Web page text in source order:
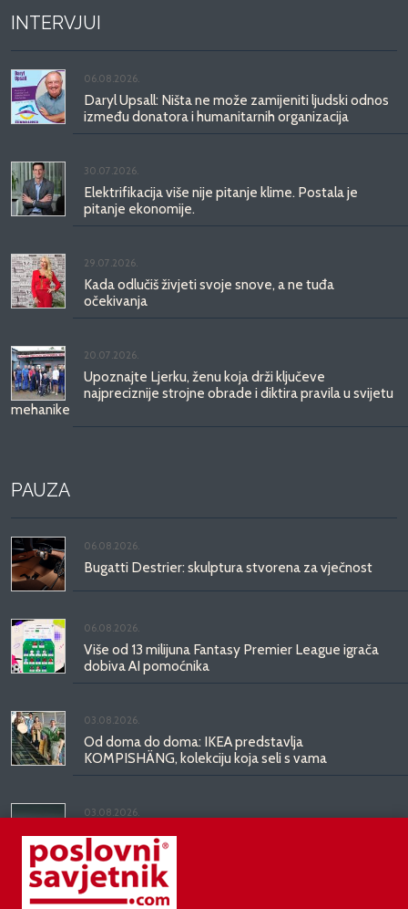
INTERVJUI
06.08.2026.
Daryl Upsall: Ništa ne može zamijeniti ljudski odnos
između donatora i humanitarnih organizacija
30.07.2026.
Elektrifikacija više nije pitanje klime. Postala je
pitanje ekonomije.
29.07.2026.
Kada odlučiš živjeti svoje snove, a ne tuđa
očekivanja
20.07.2026.
Upoznajte Ljerku, ženu koja drži ključeve
najpreciznije strojne obrade i diktira pravila u svijetu
mehanike
PAUZA
06.08.2026.
Bugatti Destrier: skulptura stvorena za vječnost
06.08.2026.
Više od 13 milijuna Fantasy Premier League igrača
dobiva AI pomoćnika
03.08.2026.
Od doma do doma: IKEA predstavlja
KOMPISHÄNG, kolekciju koja seli s vama
03.08.2026.
Kineski BYD predstavio luksuznu limuzinu veću od
Mercedesove S-klase, obećava domet do 1.000
kilometara